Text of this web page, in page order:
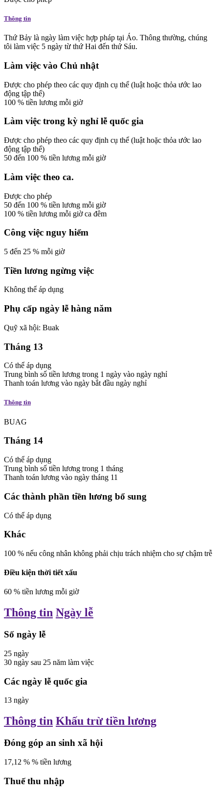
Thông tin
Thứ Bảy là ngày làm việc hợp pháp tại Áo. Thông thường, chúng
tôi làm việc 5 ngày từ thứ Hai đến thứ Sáu.
Làm việc vào Chủ nhật
Được cho phép theo các quy định cụ thể (luật hoặc thỏa ước lao
động tập thể)
100 % tiền lương mỗi giờ
Làm việc trong kỳ nghỉ lễ quốc gia
Được cho phép theo các quy định cụ thể (luật hoặc thỏa ước lao
động tập thể)
50 đến 100 % tiền lương mỗi giờ
Làm việc theo ca.
Được cho phép
50 đến 100 % tiền lương mỗi giờ
100 % tiền lương mỗi giờca đêm
Công việc nguy hiểm
5 đến 25 % mỗi giờ
Tiền lương ngừng việc
Không thể áp dụng
Phụ cấp ngày lễ hàng năm
Quỹ xã hội: Buak
Tháng 13
Có thể áp dụng
Trung bình số tiền lương trong 1 ngày vào ngày nghỉ
Thanh toán lương vào ngày bắt đầu ngày nghỉ
Thông tin
BUAG
Tháng 14
Có thể áp dụng
Trung bình số tiền lương trong 1 tháng
Thanh toán lương vào ngày tháng 11
Các thành phần tiền lương bổ sung
Có thể áp dụng
Khác
100 % nếu công nhân không phải chịu trách nhiệm cho sự chậm trễ
Điều kiện thời tiết xấu
60 % tiền lương mỗi giờ
Thông tin Ngày lễ
Số ngày lễ
25 ngày
30 ngày sau 25 năm làm việc
Các ngày lễ quốc gia
13 ngày
Thông tin Khấu trừ tiền lương
Đóng góp an sinh xã hội
17,12 % % tiền lương
Thuế thu nhập